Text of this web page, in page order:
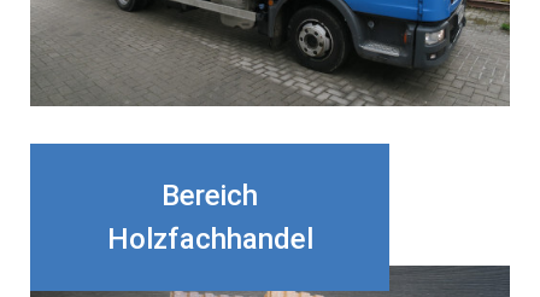
Bereich
Holzfachhandel